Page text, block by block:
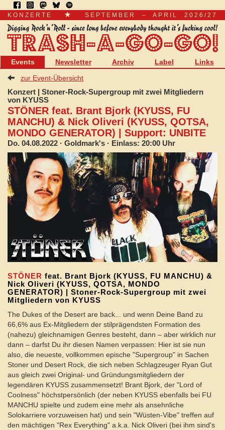
KONZERTE SEPTEMBER – APRIL 2026/27
Events Newsletter Archiv Label
Links
zur Event-Übersicht
Konzert | Stoner-Rock-Supergroup mit zwei Mitgliedern
von KYUSS
STÖNER feat. Brant Bjork (KYUSS, FU
MANCHU) & Nick Oliveri (KYUSS, QOTSA,
MONDO GENERATOR) | Support: UNBITE
Do. 04.08.2022 · Goldmark's · Einlass: 20:00 Uhr
STÖNER feat. Brant Bjork (KYUSS, FU MANCHU) &
Nick Oliveri (KYUSS, QOTSA, MONDO
GENERATOR) | Stoner-Rock-Supergroup mit zwei
Mitgliedern von KYUSS
The Dukes of the Desert are back... und wenn Deine Band zu
66,6% aus Ex-Mitgliedern der stilprägendsten Formation des
(nahezu) gleichnamigen Genres besteht, dann – aber wirklich nur
dann – darfst Du ihr diesen Namen verpassen: Hier ist sie nun
also, die neueste, vollkommen epische "Supergroup" in Sachen
Stoner und Desert Rock, die sich neben Schlagzeuger Ryan Gut
aus gleich zwei Original- und Gründungsmitgliedern der
legendären KYUSS zusammensetzt! Brant Bjork, der "Lord of
Coolness" höchstpersönlich (der neben KYUSS ebenfalls bei FU
MANCHU spielte und zudem eine mehr als ansehnliche
Solokarriere vorzuweisen hat) und sein "Wüsten-Vibe" treffen auf
den mächtigen "Rex Everything" a.k.a. Nick Oliveri (bei ihm sind's